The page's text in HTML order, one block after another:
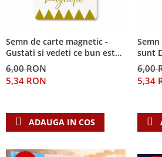
Schimbarea caracterului
Suferinta
Viata din belsug
Viata de zi cu zi
Despre afaceri
Leadership
Mediu
Sanatate / nutritie
Semn de carte magnetic -
Gustati si vedeti ce bun este
Domnul!
6,00 RON
5,34 RON
ADAUGA IN COS
sunt
6,00
5,34